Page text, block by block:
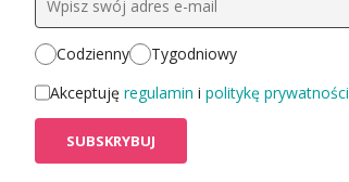
Codzienny
Tygodniowy
Akceptuję regulamin i politykę prywatności